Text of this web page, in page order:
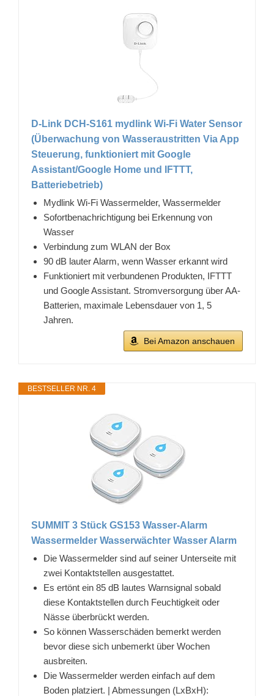
D-Link DCH-S161 mydlink Wi-Fi Water Sensor
(Überwachung von Wasseraustritten Via App
Steuerung, funktioniert mit Google
Assistant/Google Home und IFTTT,
Batteriebetrieb)
Mydlink Wi-Fi Wassermelder, Wassermelder
Sofortbenachrichtigung bei Erkennung von
Wasser
Verbindung zum WLAN der Box
90 dB lauter Alarm, wenn Wasser erkannt wird
Funktioniert mit verbundenen Produkten, IFTTT
und Google Assistant. Stromversorgung über AA-
Batterien, maximale Lebensdauer von 1, 5
Jahren.
Bei Amazon anschauen
BESTSELLER NR. 4
SUMMIT 3 Stück GS153 Wasser-Alarm
Wassermelder Wasserwächter Wasser Alarm
Die Wassermelder sind auf seiner Unterseite mit
zwei Kontaktstellen ausgestattet.
Es ertönt ein 85 dB lautes Warnsignal sobald
diese Kontaktstellen durch Feuchtigkeit oder
Nässe überbrückt werden.
So können Wasserschäden bemerkt werden
bevor diese sich unbemerkt über Wochen
ausbreiten.
Die Wassermelder werden einfach auf dem
Boden platziert. | Abmessungen (LxBxH):